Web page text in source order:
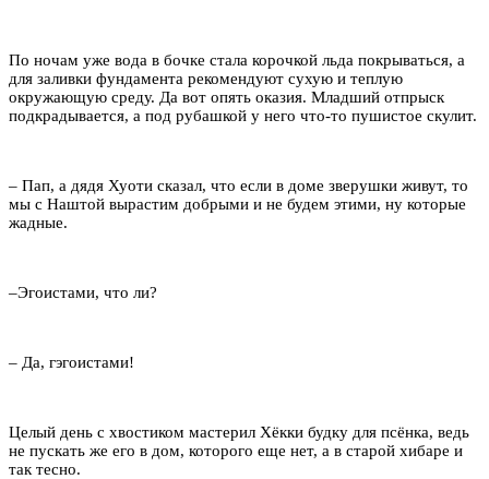
По ночам уже вода в бочке стала корочкой льда покрываться, а
для заливки фундамента рекомендуют сухую и теплую
окружающую среду. Да вот опять оказия. Младший отпрыск
подкрадывается, а под рубашкой у него что-то пушистое скулит.
– Пап, а дядя Хуоти сказал, что если в доме зверушки живут, то
мы с Наштой вырастим добрыми и не будем этими, ну которые
жадные.
–Эгоистами, что ли?
– Да, гэгоистами!
Целый день с хвостиком мастерил Хёкки будку для псёнка, ведь
не пускать же его в дом, которого еще нет, а в старой хибаре и
так тесно.